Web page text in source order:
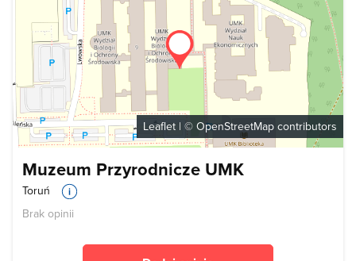
Leaflet | © OpenStreetMap contributors
Muzeum Przyrodnicze UMK
Toruń
Brak opinii